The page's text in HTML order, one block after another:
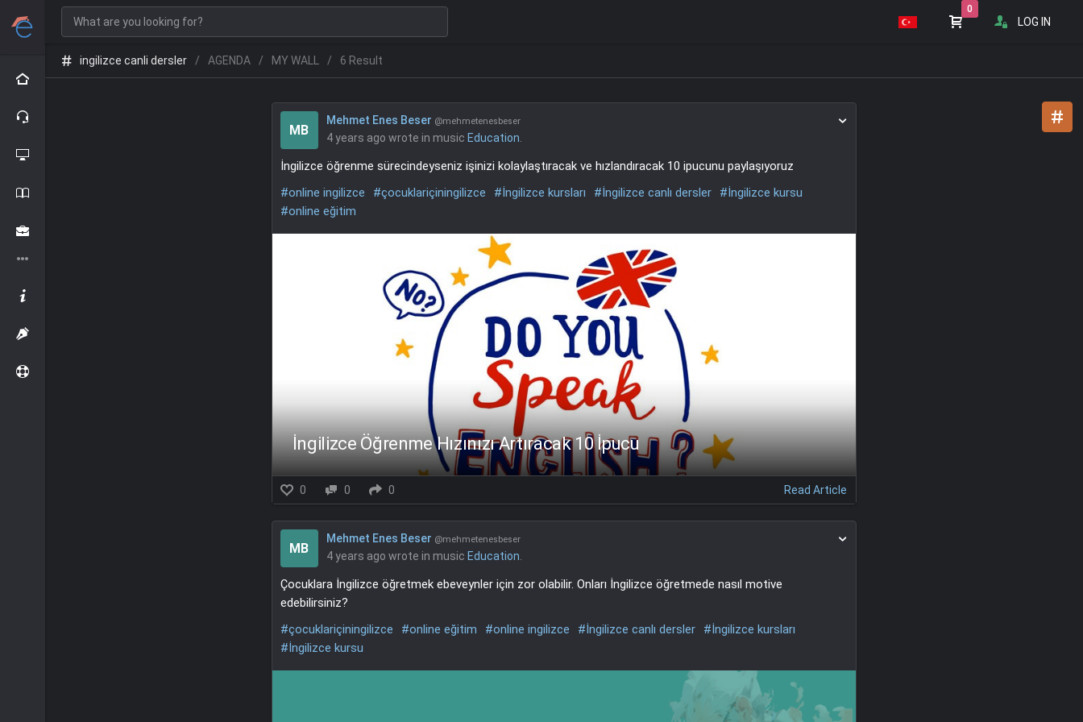
0
LOG IN
ingilizce canli dersler AGENDA MY WALL 6 Result
MB
Mehmet Enes Beser @mehmetenesbeser
4 years ago wrote in music Education
İngilizce öğrenme sürecindeyseniz işinizi kolaylaştıracak ve hızlandıracak 10 ipucunu paylaşıyoruz
#online ingilizce
#çocuklariçiningilizce #İngilizce kursları #İngilizce canlı dersler
#İngilizce kursu
#online eğitim
İngilizce Öğrenme Hızınızı Artıracak 10 İpucu
0 0 0 Read Article
MB
Mehmet Enes Beser @mehmetenesbeser
4 years ago wrote in music Education
Çocuklara İngilizce öğretmek ebeveynler için zor olabilir. Onları İngilizce öğretmede nasıl motive
edebilirsiniz?
#çocuklariçiningilizce
#online eğitim #online ingilizce #İngilizce canlı dersler
#İngilizce kursları
#İngilizce kursu